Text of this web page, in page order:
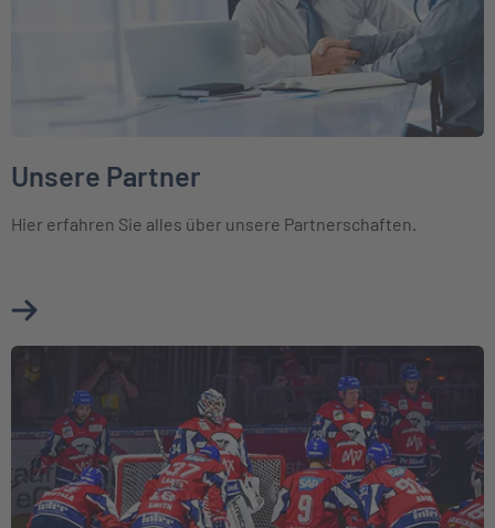
Unsere Partner
Hier erfahren Sie alles über unsere Partnerschaften.
Mehr über Unsere Partner erfahren
Weiter zu Engagements